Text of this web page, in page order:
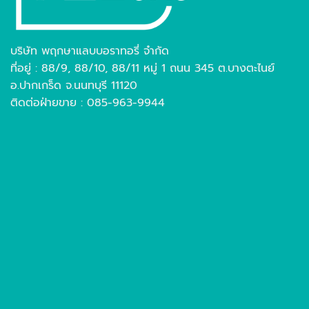
บริษัท พฤกษาแลบบอราทอรี่ จำกัด
ที่อยู่ : 88/9, 88/10, 88/11 หมู่ 1 ถนน 345 ต.บางตะไนย์
อ.ปากเกร็ด จ.นนทบุรี 11120
ติดต่อฝ่ายขาย : 085-963-9944